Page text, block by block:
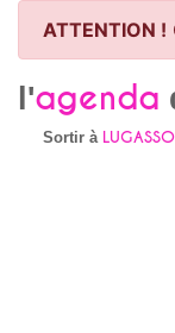
ATTENTION !
l'agenda
Sortir à